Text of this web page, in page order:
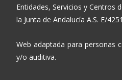
Entidades, Servicios y Centros
la Junta de Andalucía A.S. E/4251
Web adaptada para personas
y/o auditiva.